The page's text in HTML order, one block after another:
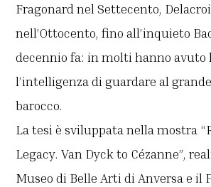
Fragonard nel Settecento,
nell’Ottocento, fino all’inquieto
decennio fa: in molti hanno avuto
l’intelligenza di guardare al
barocco.
La tesi è sviluppata nella mostra
Legacy. Van Dyck to Cézanne”,
Museo di Belle Arti di Anversa e il